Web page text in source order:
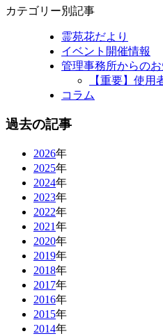
カテゴリー別記事
霊苑花だより
イベント開催情報
管理事務所からの
【重要】使用
コラム
過去の記事
2026年
2025年
2024年
2023年
2022年
2021年
2020年
2019年
2018年
2017年
2016年
2015年
2014年